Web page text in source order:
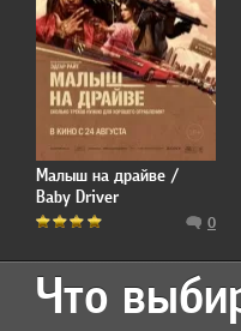
Малыш на драйве /
Baby Driver
0
Что